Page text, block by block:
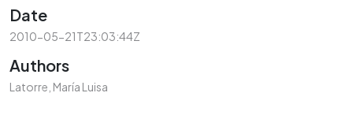
Date
2010-05-21T23:03:44Z
Authors
Latorre, María Luisa